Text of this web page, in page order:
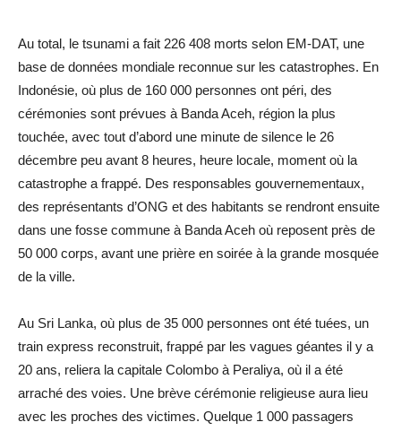
Au total, le tsunami a fait 226 408 morts selon EM-DAT, une
base de données mondiale reconnue sur les catastrophes. En
Indonésie, où plus de 160 000 personnes ont péri, des
cérémonies sont prévues à Banda Aceh, région la plus
touchée, avec tout d’abord une minute de silence le 26
décembre peu avant 8 heures, heure locale, moment où la
catastrophe a frappé. Des responsables gouvernementaux,
des représentants d’ONG et des habitants se rendront ensuite
dans une fosse commune à Banda Aceh où reposent près de
50 000 corps, avant une prière en soirée à la grande mosquée
de la ville.
Au Sri Lanka, où plus de 35 000 personnes ont été tuées, un
train express reconstruit, frappé par les vagues géantes il y a
20 ans, reliera la capitale Colombo à Peraliya, où il a été
arraché des voies. Une brève cérémonie religieuse aura lieu
avec les proches des victimes. Quelque 1 000 passagers